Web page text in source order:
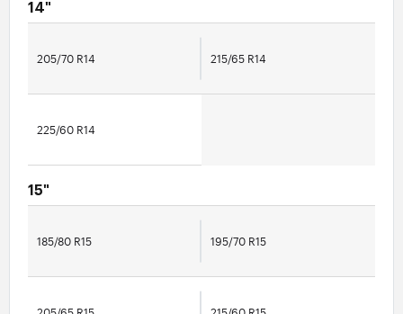
14"
205/70 R14 215/65 R14
225/60 R14
15"
185/80 R15 195/70 R15